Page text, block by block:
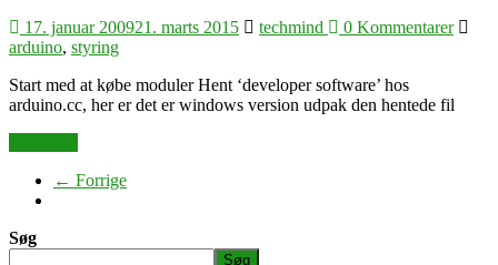
17. januar 200921. marts 2015 techmind
0 Kommentarer
arduino, styring
Start med at købe moduler Hent ‘developer software’ hos
arduino.cc, her er det er windows version udpak den hentede fil
← Forrige
Søg
Søg